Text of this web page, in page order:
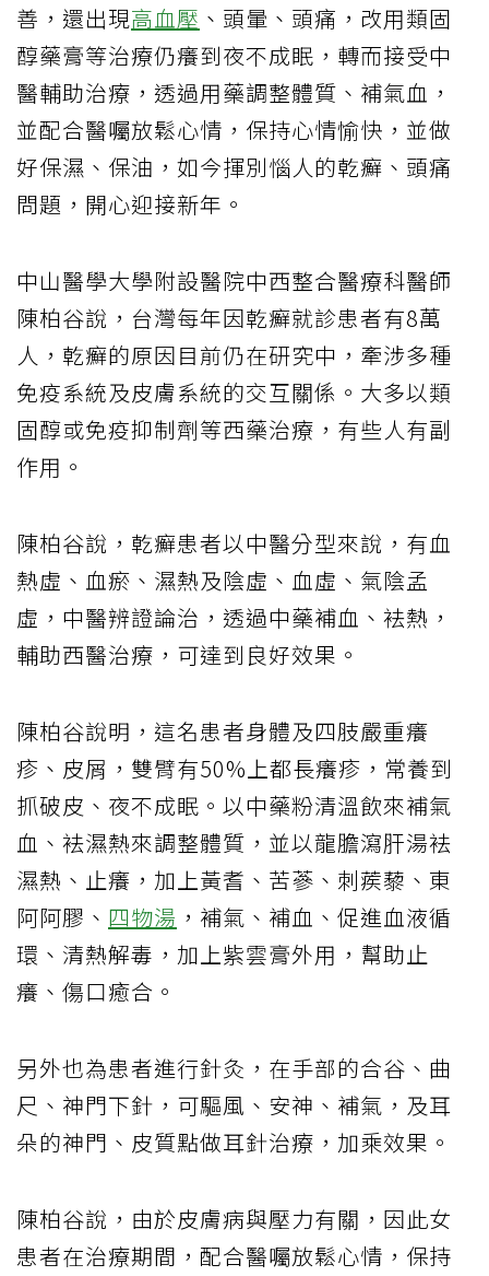
善，還出現高血壓 、頭暈、頭痛，改用類固
醇藥膏等治療仍癢到夜不成眠，轉而接受中
醫輔助治療，透過用藥調整體質、補氣血，
並配合醫囑放鬆心情，保持心情愉快，並做
好保濕、保油，如今揮別惱人的乾癬、頭痛
問題，開心迎接新年。
中山醫學大學附設醫院中西整合醫療科醫師
陳柏谷說，台灣每年因乾癬就診患者有8萬
人，乾癬的原因目前仍在研究中，牽涉多種
免疫系統及皮膚系統的交互關係。大多以類
固醇或免疫抑制劑等西藥治療，有些人有副
作用。
陳柏谷說，乾癬患者以中醫分型來說，有血
熱虛、血瘀、濕熱及陰虛、血虛、氣陰孟
虛，中醫辨證論治，透過中藥補血、袪熱，
輔助西醫治療，可達到良好效果。
陳柏谷說明，這名患者身體及四肢嚴重癢
疹、皮屑，雙臂有50%上都長癢疹，常養到
抓破皮、夜不成眠。以中藥粉清溫飲來補氣
血、袪濕熱來調整體質，並以龍膽瀉肝湯袪
濕熱、止癢，加上黃耆、苦蔘、刺蒺藜、東
阿阿膠、 四物湯 ，補氣、補血、促進血液循
環、清熱解毒，加上紫雲膏外用，幫助止
癢、傷口癒合。
另外也為患者進行針灸，在手部的合谷、曲
尺、神門下針，可驅風、安神、補氣，及耳
朵的神門、皮質點做耳針治療，加乘效果。
陳柏谷說，由於皮膚病與壓力有關，因此女
患者在治療期間，配合醫囑放鬆心情，保持